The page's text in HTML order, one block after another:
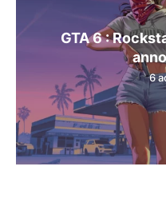
GTA 6 :
6